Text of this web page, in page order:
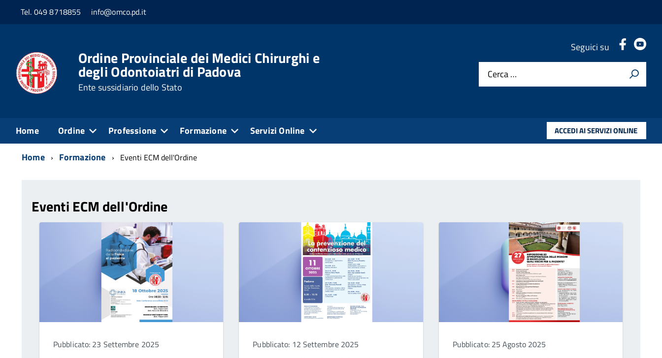
Tel. 049 8718855 info@omco.pd.it
Ordine Provinciale dei Medici Chirurghi e
degli Odontoiatri di Padova
Ente sussidiario dello Stato
Seguici su . .
Cerca …
Home Ordine Professione Formazione Servizi Online ACCEDI AI SERVIZI ONLINE
Home Formazione Eventi ECM dell'Ordine
Eventi ECM dell'Ordine
Pubblicato: 23 Settembre 2025 Pubblicato: 12 Settembre 2025 Pubblicato: 25 Agosto 2025